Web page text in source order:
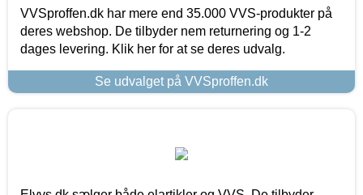
VVSproffen.dk har mere end 35.000 VVS-produkter på
deres webshop. De tilbyder nem returnering og 1-2
dages levering. Klik her for at se deres udvalg.
Se udvalget på VVSproffen.dk